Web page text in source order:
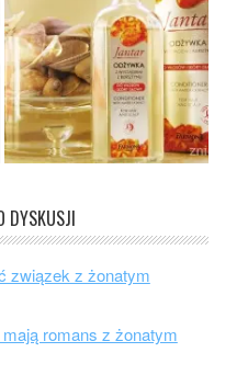
DYSKUSJI
związek z żonatym
romans z żonatym